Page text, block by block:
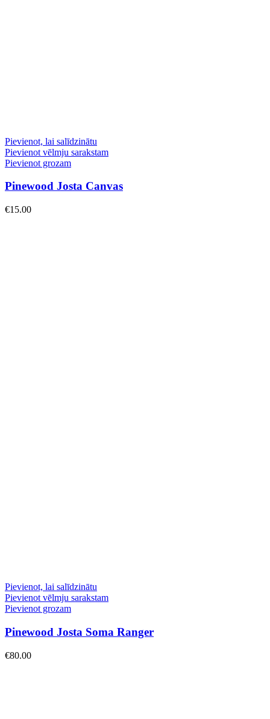
Pievienot, lai salīdzinātu
Pievienot vēlmju sarakstam
Pievienot grozam
Pinewood Josta Canvas
€15.00
Pievienot, lai salīdzinātu
Pievienot vēlmju sarakstam
Pievienot grozam
Pinewood Josta Soma Ranger
€80.00